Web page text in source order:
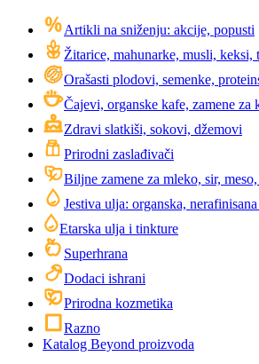
Artikli na sniženju: akcije, popusti
Žitarice, mahunarke, musli, keksi,
Orašasti plodovi, semenke,
Čajevi, organske kafe, zamene za
Zdravi slatkiši, sokovi, džemovi
Prirodni zaslađivači
Biljne zamene za mleko, sir,
Jestiva ulja: organska,
Etarska ulja i tinkture
Superhrana
Dodaci ishrani
Prirodna kozmetika
Razno
Katalog Beyond proizvoda